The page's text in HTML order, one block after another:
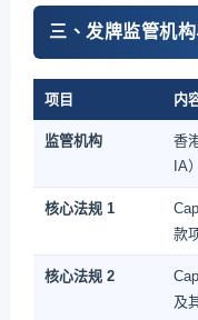
三、发牌监管机
项目 内
监管机构
香
IA）
核心法规 1
款
核心法规 2
及